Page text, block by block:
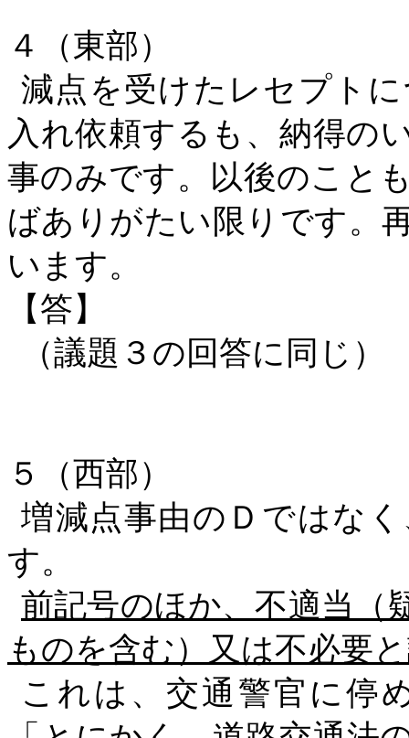
４（東部）
減点を受けたレセプト
入れ依頼するも、納得の
事のみです。以後のこと
ばありがたい限りです。
います。
【答】
（議題３の回答に同じ）
５（西部）
増減点事由のＤではな
す。
前記号のほか、不適当（
ものを含む）又は不必要
これは、交通警官に停